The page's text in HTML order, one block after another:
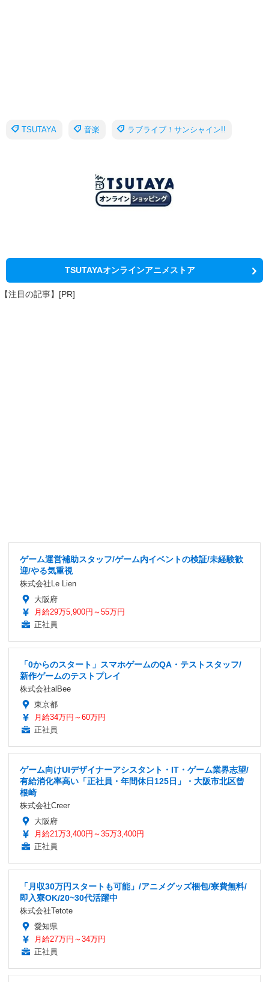
TSUTAYA 音楽 ラブライブ！サンシャイン!!
TSUTAYAオンラインアニメストア
【注目の記事】[PR]
ゲーム運営補助スタッフ/ゲーム内イベントの検証/未経験歓
迎/やる気重視
株式会社Le Lien
大阪府
月給29万5,900円～55万円
正社員
「0からのスタート」スマホゲームのQA・テストスタッフ/
新作ゲームのテストプレイ
株式会社alBee
東京都
月給34万円～60万円
正社員
ゲーム向けUIデザイナーアシスタント・IT・ゲーム業界志望/
有給消化率高い「正社員・年間休日125日」・大阪市北区曾
根崎
株式会社Creer
大阪府
月給21万3,400円～35万3,400円
正社員
「月収30万円スタートも可能」/アニメグッズ梱包/寮費無料/
即入寮OK/20~30代活躍中
株式会社Tetote
愛知県
月給27万円～34万円
正社員